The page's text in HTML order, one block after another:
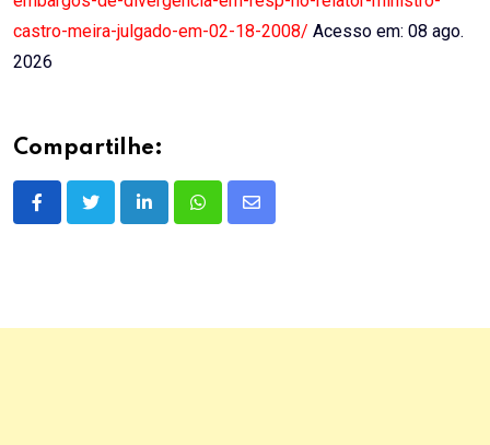
castro-meira-julgado-em-02-18-2008/ Acesso em: 08 ago.
2026
Compartilhe:
LinkedInWhatsappShare